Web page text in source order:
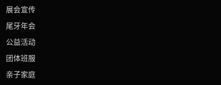
展会宣传
尾牙年会
公益活动
团体班服
亲子家庭